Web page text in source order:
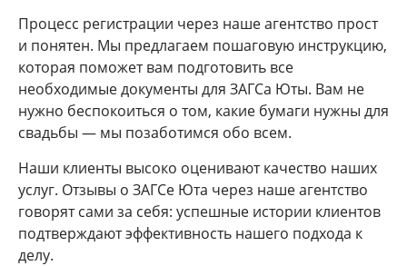
Процесс регистрации через наше агентство прост
и понятен. Мы предлагаем пошаговую инструкцию,
которая поможет вам подготовить все
необходимые документы для ЗАГСа Юты. Вам не
нужно беспокоиться о том, какие бумаги нужны для
свадьбы — мы позаботимся обо всем.
Наши клиенты высоко оценивают качество наших
услуг. Отзывы о ЗАГСе Юта через наше агентство
говорят сами за себя: успешные истории клиентов
подтверждают эффективность нашего подхода к
делу.